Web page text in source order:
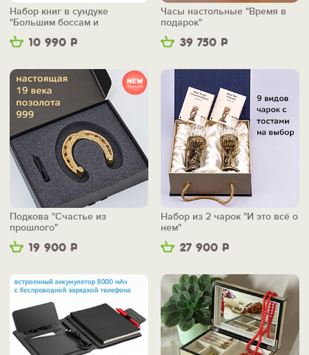
10 990 Р
Набор книг в сундуке
"Большим боссам и
маленьким"
39 750 Р
Часы настольные "Время в
подарок"
19 900 Р
Подкова "Счастье из
прошлого"
27 900 Р
Набор из 2 чарок "И это всё о
нем"